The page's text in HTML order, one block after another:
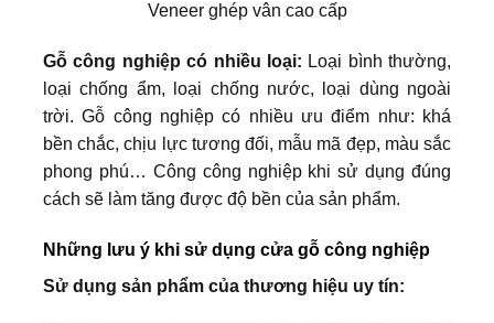
Veneer ghép vân cao cấp
Gỗ công nghiệp có nhiều loại: Loại bình thường,
loại chống ẩm, loại chống nước, loại dùng ngoài
trời. Gỗ công nghiệp có nhiều ưu điểm như: khá
bền chắc, chịu lực tương đối, mẫu mã đẹp, màu sắc
phong phú… Công công nghiệp khi sử dụng đúng
cách sẽ làm tăng được độ bền của sản phẩm.
Những lưu ý khi sử dụng cửa gỗ công nghiệp
Sử dụng sản phẩm của thương hiệu uy tín: